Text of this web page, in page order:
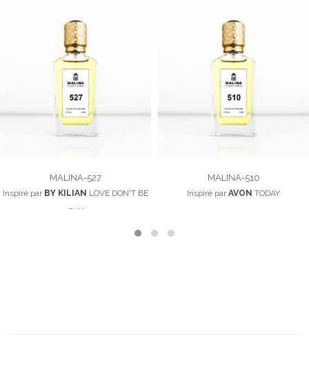
MALINA-527
Inspiré par BY KILIAN LOVE DON'T BE
SHY
MALINA-510
Inspiré parAVON TODAY